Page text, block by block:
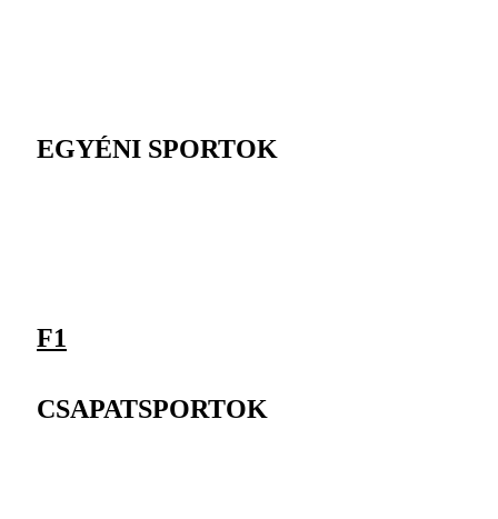
EGYÉNI SPORTOK
F1
CSAPATSPORTOK